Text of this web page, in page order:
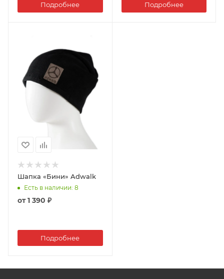
Подробнее Подробнее
Шапка «Бини» Adwalk
Есть в наличии: 8
от1 390 ₽
Подробнее